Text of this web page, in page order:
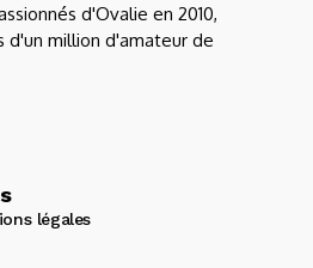
d'Ovalie en 2010,
d'un million d'amateur de
légales